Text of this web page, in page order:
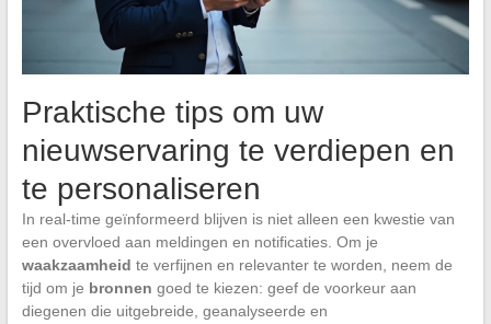
Praktische tips om uw
nieuwservaring te verdiepen en
te personaliseren
In real-time geïnformeerd blijven is niet alleen een kwestie van
een overvloed aan meldingen en notificaties. Om je
waakzaamheid te verfijnen en relevanter te worden, neem de
tijd om je bronnen goed te kiezen: geef de voorkeur aan
diegenen die uitgebreide, geanalyseerde en